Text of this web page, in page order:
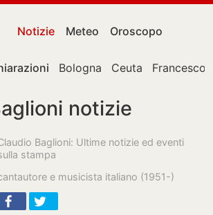
Notizie Meteo Oroscopo
Bologna Ceuta Francesco
notizie
Baglioni: Ultime notizie ed eventi
stampa
e musicista italiano (1951-)